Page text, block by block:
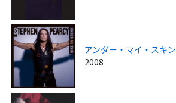
アンダー・マイ・スキン
2008